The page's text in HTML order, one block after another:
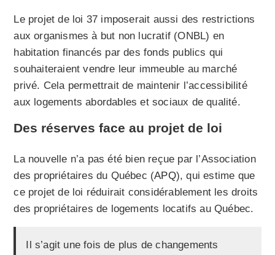
Le projet de loi 37 imposerait aussi des restrictions
aux organismes à but non lucratif (ONBL) en
habitation financés par des fonds publics qui
souhaiteraient vendre leur immeuble au marché
privé. Cela permettrait de maintenir l’accessibilité
aux logements abordables et sociaux de qualité.
Des réserves face au projet de loi
La nouvelle n’a pas été bien reçue par l’Association
des propriétaires du Québec (APQ), qui estime que
ce projet de loi réduirait considérablement les droits
des propriétaires de logements locatifs au Québec.
Il s’agit une fois de plus de changements